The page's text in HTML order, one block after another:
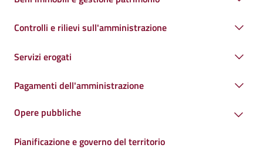
Controlli e rilievi sull'amministrazione
Servizi erogati
Pagamenti dell'amministrazione
Opere pubbliche
Pianificazione e governo del territorio